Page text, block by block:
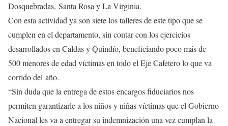
Dosquebradas, Santa Rosa y La Virginia.
Con esta actividad ya son siete los talleres de este tipo que se
cumplen en el departamento, sin contar con los ejercicios
desarrollados en Caldas y Quindío, beneficiando poco más de
500 menores de edad víctimas en todo el Eje Cafetero lo que va
corrido del año.
“Sin duda que la entrega de estos encargos fiduciarios nos
permiten garantizarle a los niños y niñas víctimas que el Gobierno
Nacional les va a entregar su indemnización una vez cumplan la